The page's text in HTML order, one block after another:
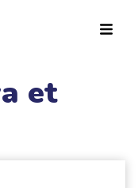
et